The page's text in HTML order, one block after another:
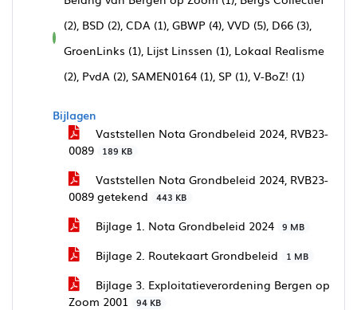
voor
(2), BSD (2), CDA (1), GBWP (4), VVD (5), D66 (3),
GroenLinks (1), Lijst Linssen (1), Lokaal Realisme
(2), PvdA (2), SAMEN0164 (1), SP (1), V-BoZ! (1)
Bijlagen
Vaststellen Nota Grondbeleid 2024, RVB23-
0089
189 KB
Vaststellen Nota Grondbeleid 2024, RVB23-
0089 getekend
443 KB
Bijlage 1. Nota Grondbeleid 2024 9 MB
Bijlage 2. Routekaart Grondbeleid 1 MB
Bijlage 3. Exploitatieverordening Bergen op
Zoom 2001
94 KB